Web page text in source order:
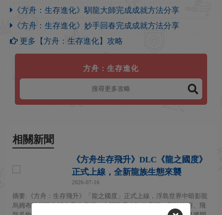
《方舟：生存進化》馴龍大師完成成就方法分享
《方舟：生存進化》妙手回春完成成就方法分享
更多【方舟：生存進化】攻略
方舟：生存進化
相關新聞
《方舟生存飛升》DLC《龍之國度》
正式上線，全新龍族生態來襲
2026-07-16
摘要:《方舟：生存飛升》「龍之國度」正式上線，浮島世界中暗影龍
烏姆布拉攜龍角號角率先登場，光明龍露米隨後覺醒，龍技能樹、飛